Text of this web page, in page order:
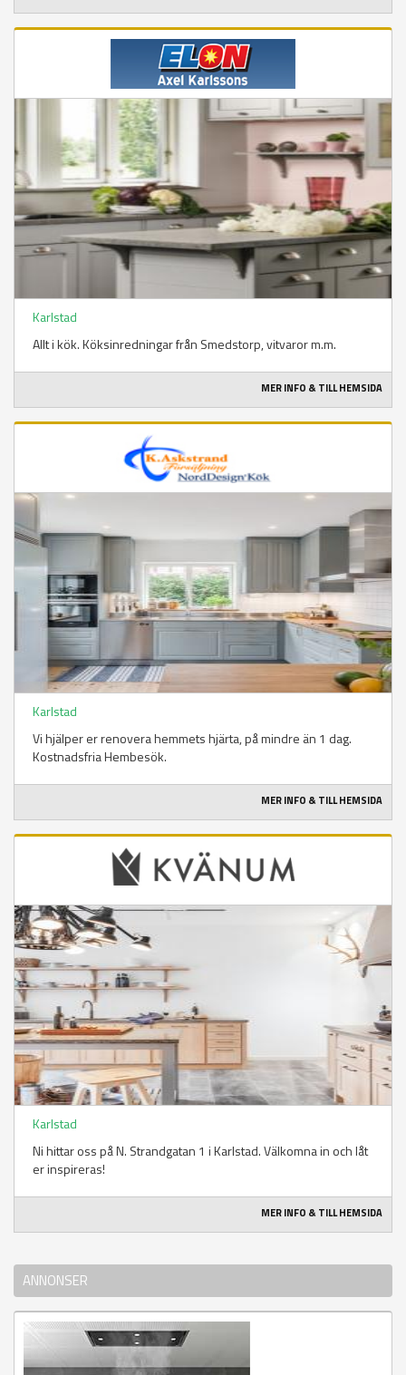
Karlstad
Allt i kök. Köksinredningar från Smedstorp, vitvaror m.m.
MER INFO & TILL HEMSIDA
Karlstad
Vi hjälper er renovera hemmets hjärta, på mindre än 1 dag.
Kostnadsfria Hembesök.
MER INFO & TILL HEMSIDA
Karlstad
Ni hittar oss på N. Strandgatan 1 i Karlstad. Välkomna in och låt
er inspireras!
MER INFO & TILL HEMSIDA
ANNONSER